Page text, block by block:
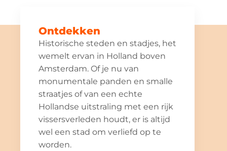
Ontdekken
Historische steden en stadjes, het
wemelt ervan in Holland boven
Amsterdam. Of je nu van
monumentale panden en smalle
straatjes of van een echte
Hollandse uitstraling met een rijk
vissersverleden houdt, er is altijd
wel een stad om verliefd op te
worden.